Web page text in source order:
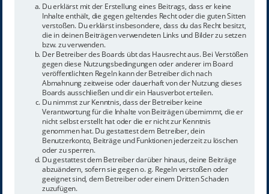
Du erklärst mit der Erstellung eines Beitrags, dass er keine
Inhalte enthält, die gegen geltendes Recht oder die guten Sitten
verstoßen. Du erklärst insbesondere, dass du das Recht besitzt,
die in deinen Beiträgen verwendeten Links und Bilder zu setzen
bzw. zu verwenden.
Der Betreiber des Boards übt das Hausrecht aus. Bei Verstößen
gegen diese Nutzungsbedingungen oder anderer im Board
veröffentlichten Regeln kann der Betreiber dich nach
Abmahnung zeitweise oder dauerhaft von der Nutzung dieses
Boards ausschließen und dir ein Hausverbot erteilen.
Du nimmst zur Kenntnis, dass der Betreiber keine
Verantwortung für die Inhalte von Beiträgen übernimmt, die er
nicht selbst erstellt hat oder die er nicht zur Kenntnis
genommen hat. Du gestattest dem Betreiber, dein
Benutzerkonto, Beiträge und Funktionen jederzeit zu löschen
oder zu sperren.
Du gestattest dem Betreiber darüber hinaus, deine Beiträge
abzuändern, sofern sie gegen o. g. Regeln verstoßen oder
geeignet sind, dem Betreiber oder einem Dritten Schaden
zuzufügen.